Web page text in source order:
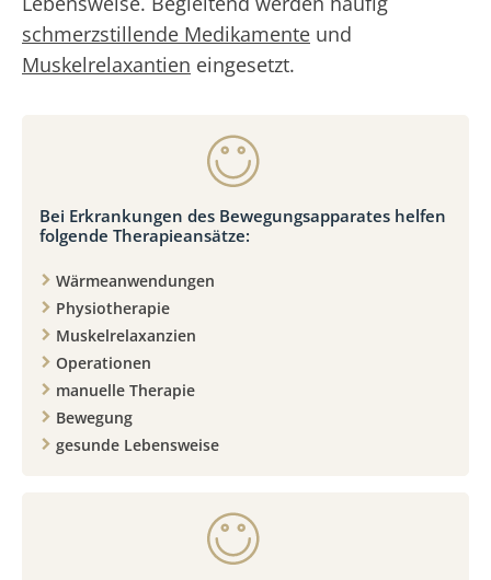
schmerzstillende Medikamente und
Muskelrelaxantien eingesetzt.
Bei Erkrankungen des Bewegungsapparates helfen
folgende Therapieansätze:
Wärmeanwendungen
Physiotherapie
Muskelrelaxanzien
Operationen
manuelle Therapie
Bewegung
gesunde Lebensweise